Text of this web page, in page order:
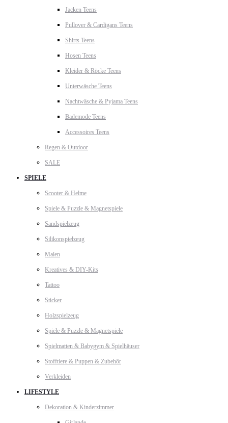
Jacken Teens
Pullover & Cardigans Teens
Shirts Teens
Hosen Teens
Kleider & Röcke Teens
Unterwäsche Teens
Nachtwäsche & Pyjama Teens
Bademode Teens
Accessoires Teens
Regen & Outdoor
SALE
SPIELE
Scooter & Helme
Spiele & Puzzle & Magnetspiele
Sandspielzeug
Silikonspielzeug
Malen
Kreatives & DIY-Kits
Tattoo
Sticker
Holzspielzeug
Spiele & Puzzle & Magnetspiele
Spielmatten & Babygym & Spielhäuser
Stofftiere & Puppen & Zubehör
Verkleiden
LIFESTYLE
Dekoration & Kinderzimmer